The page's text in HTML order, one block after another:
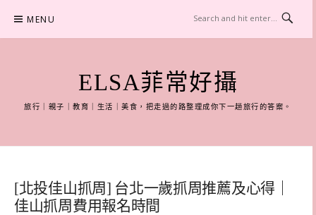
content
MENU
ELSA菲常好攝
旅行｜親子｜教育｜生活｜美食，把走過的路整理成你下一趟旅行的答案。
[北投佳山抓周] 台北一歲抓周推薦及心得｜
佳山抓周費用報名時間